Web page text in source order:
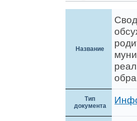
Название
Тип
документа